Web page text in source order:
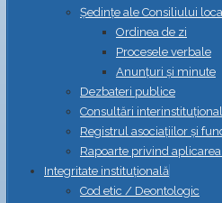
Ședințe ale Consiliului
Ordinea de zi
Procesele verbale
Anunțuri și minute
Dezbateri publice
Consultări
Registrul asociațiilor și
Rapoarte privind
Integritate instituțională
Cod etic / Deontologic